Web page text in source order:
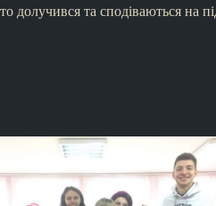
долучився та сподіваються на